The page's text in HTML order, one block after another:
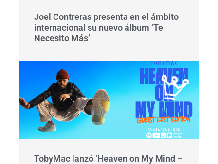
Joel Contreras presenta en el ámbito
internacional su nuevo álbum ‘Te
Necesito Más’
TobyMac lanzó ‘Heaven on My Mind –